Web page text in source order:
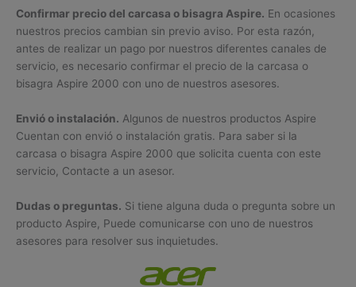
Confirmar precio del carcasa o bisagra Aspire. En ocasiones
nuestros precios cambian sin previo aviso. Por esta razón,
antes de realizar un pago por nuestros diferentes canales de
servicio, es necesario confirmar el precio de la carcasa o
bisagra Aspire 2000 con uno de nuestros asesores.
Envió o instalación. Algunos de nuestros productos Aspire
Cuentan con envió o instalación gratis. Para saber si la
carcasa o bisagra Aspire 2000 que solicita cuenta con este
servicio, Contacte a un asesor.
Dudas o preguntas. Si tiene alguna duda o pregunta sobre un
producto Aspire, Puede comunicarse con uno de nuestros
asesores para resolver sus inquietudes.